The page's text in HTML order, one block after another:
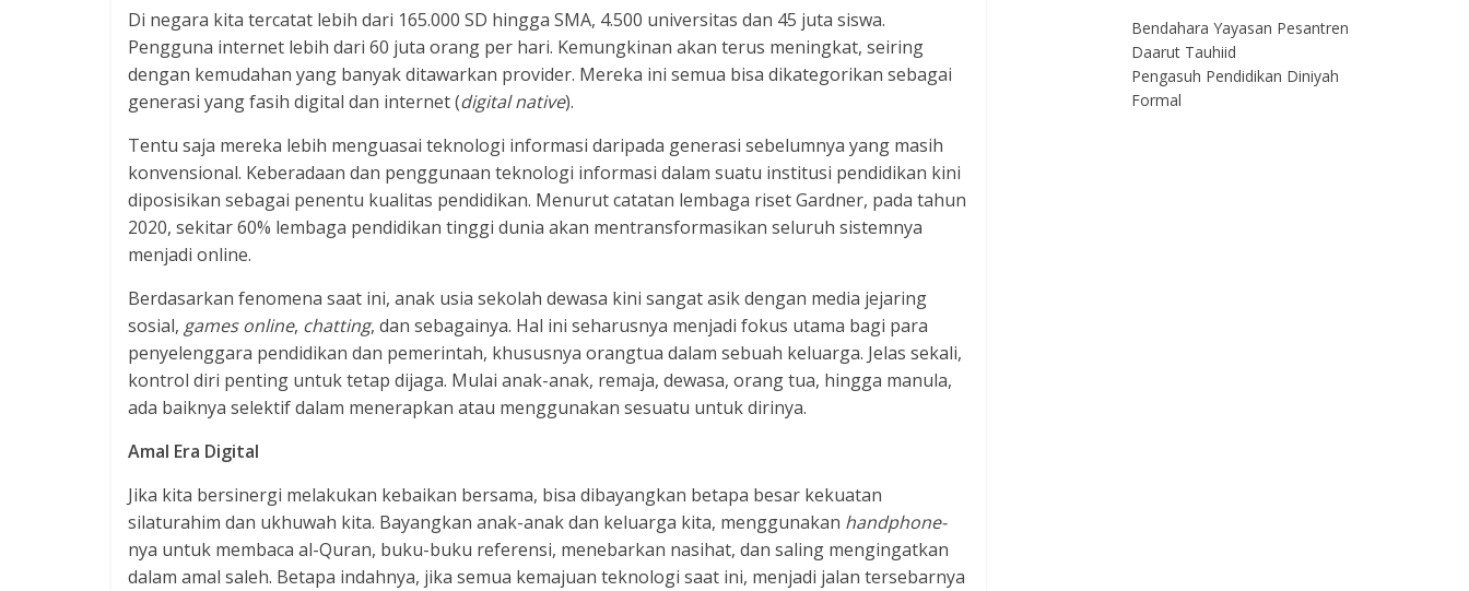
Di negara kita tercatat lebih dari 165.000 SD hingga SMA, 4.500 universitas dan 45 juta siswa.
Pengguna internet lebih dari 60 juta orang per hari. Kemungkinan akan terus meningkat, seiring
dengan kemudahan yang banyak ditawarkan provider. Mereka ini semua bisa dikategorikan sebagai
generasi yang fasih digital dan internet (digital native).
Tentu saja mereka lebih menguasai teknologi informasi daripada generasi sebelumnya yang masih
konvensional. Keberadaan dan penggunaan teknologi informasi dalam suatu institusi pendidikan kini
diposisikan sebagai penentu kualitas pendidikan. Menurut catatan lembaga riset Gardner, pada tahun
2020, sekitar 60% lembaga pendidikan tinggi dunia akan mentransformasikan seluruh sistemnya
menjadi online.
Berdasarkan fenomena saat ini, anak usia sekolah dewasa kini sangat asik dengan media jejaring
sosial, games online, chatting, dan sebagainya. Hal ini seharusnya menjadi fokus utama bagi para
penyelenggara pendidikan dan pemerintah, khususnya orangtua dalam sebuah keluarga. Jelas sekali,
kontrol diri penting untuk tetap dijaga. Mulai anak-anak, remaja, dewasa, orang tua, hingga manula,
ada baiknya selektif dalam menerapkan atau menggunakan sesuatu untuk dirinya.
Amal Era Digital
Jika kita bersinergi melakukan kebaikan bersama, bisa dibayangkan betapa besar kekuatan
silaturahim dan ukhuwah kita. Bayangkan anak-anak dan keluarga kita, menggunakan handphone-
nya untuk membaca al-Quran, buku-buku referensi, menebarkan nasihat, dan saling mengingatkan
dalam amal saleh. Betapa indahnya, jika semua kemajuan teknologi saat ini, menjadi jalan tersebarnya
Bendahara Yayasan Pesantren
Daarut Tauhiid
Pengasuh Pendidikan Diniyah
Formal